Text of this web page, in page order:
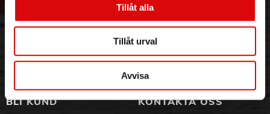
Tillåt alla
Tillåt urval
Avvisa
- Maximal precision med dubbla blad
- Få en perfekt men skyddande trimning
Exakt längdkontroll
För lång hållbarhet
Visselblåsning
Aktuellt på Order
Ansökan om RMA
Godsefterlysning & Felleverans
Integritetspolicy
Om cookies
BLI KUND KONTAKTA OSS